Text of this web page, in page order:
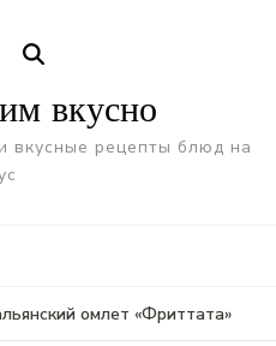
вкусно
вкусные рецепты блюд на
омлет «Фриттата»